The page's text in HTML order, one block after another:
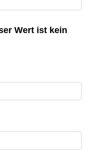
Wert ist kein